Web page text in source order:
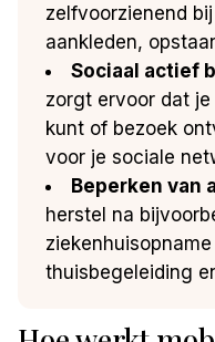
zelfvoorzienend
aankleden,
Sociaal actief
zorgt ervoor dat
kunt of bezoek
voor je sociale
Beperken van
herstel na
thuisbegeleiding